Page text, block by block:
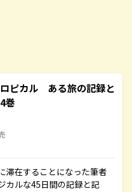
ピカル ある旅の記録と
巻
滞在することになった筆者
カルな45日間の記録と記